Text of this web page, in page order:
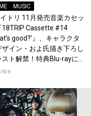
MUSIC
トリ 11月発売音楽カセッ
18TRIP Cassette #14
good?’』、キャラクタ
ザイン・およ氏描き下ろし
スト解禁！特典Blu-rayには
ツアーズ全体会議』が
8/6